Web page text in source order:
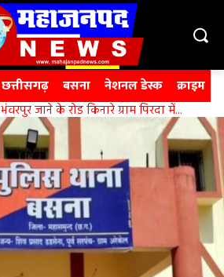
छत्तीसगढ़ बसना नेशनल डेस्क क्राइम
जाने के रोड किनारे ग्राम पिरदा में...